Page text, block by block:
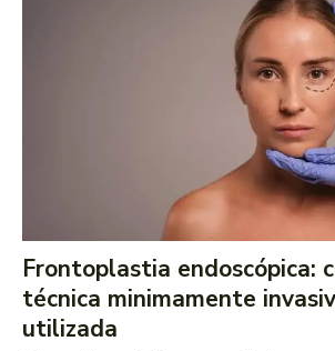
Frontoplastia endoscópica:
técnica minimamente
utilizada